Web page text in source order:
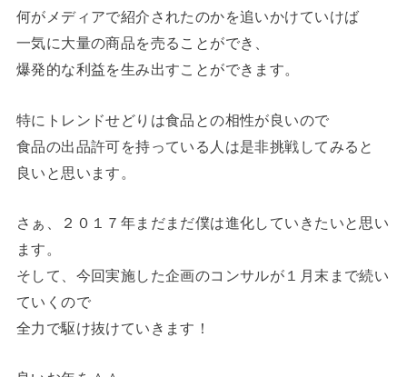
何がメディアで紹介されたのかを追いかけていけば
一気に大量の商品を売ることができ、
爆発的な利益を生み出すことができます。
特にトレンドせどりは食品との相性が良いので
食品の出品許可を持っている人は是非挑戦してみると
良いと思います。
さぁ、２０１７年まだまだ僕は進化していきたいと思い
ます。
そして、今回実施した企画のコンサルが１月末まで続い
ていくので
全力で駆け抜けていきます！